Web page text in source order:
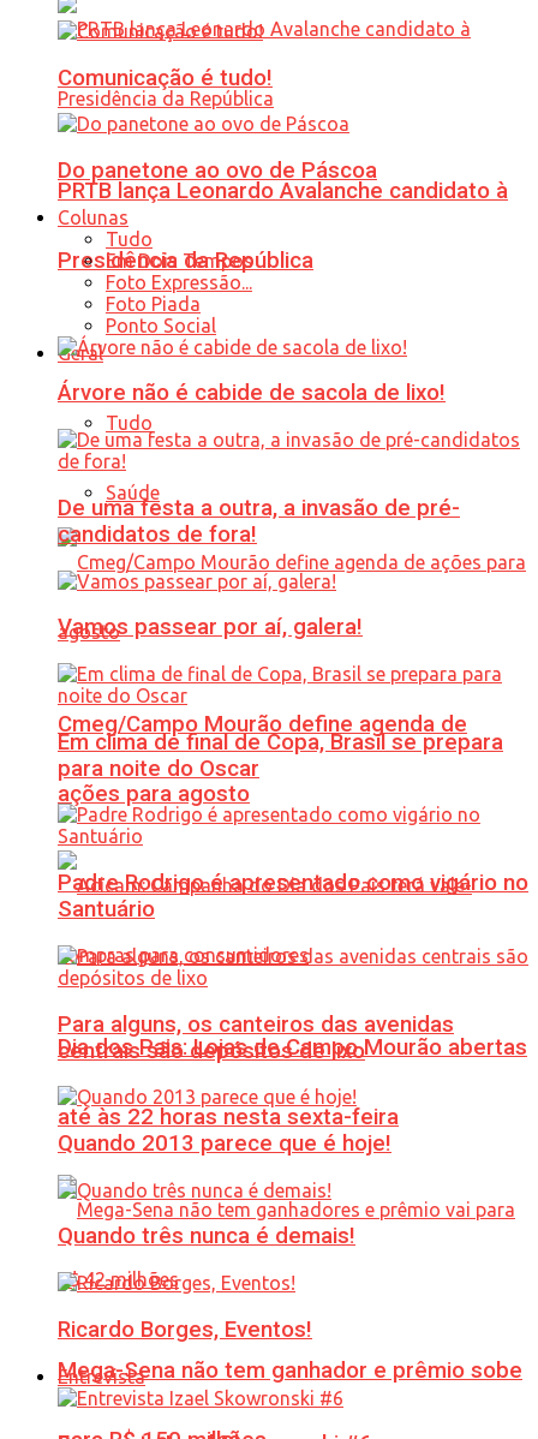
PRTB lança Leonardo Avalanche candidato à
Presidência da República
Geral
Tudo
Saúde
Cmeg/Campo Mourão define agenda de
ações para agosto
Dia dos Pais: Lojas de Campo Mourão abertas
até às 22 horas nesta sexta-feira
Mega-Sena não tem ganhador e prêmio sobe
Comunicação é tudo!
Do panetone ao ovo de Páscoa
Colunas
Tudo
Em Dois Tempos
Foto Expressão...
Foto Piada
Ponto Social
Árvore não é cabide de sacola de lixo!
De uma festa a outra, a invasão de pré-
candidatos de fora!
Vamos passear por aí, galera!
Em clima de final de Copa, Brasil se prepara
para noite do Oscar
Padre Rodrigo é apresentado como vigário no
Santuário
Para alguns, os canteiros das avenidas
centrais são depósitos de lixo
Quando 2013 parece que é hoje!
Quando três nunca é demais!
Ricardo Borges, Eventos!
Entrevista